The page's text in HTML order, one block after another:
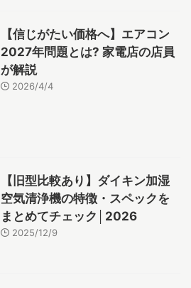
【信じがたい価格へ】エアコン
2027年問題とは? 家電店の店員
が解説
2026/4/4
【旧型比較あり】ダイキン加湿
空気清浄機の特徴・スペックを
まとめてチェック│2026
2025/12/9